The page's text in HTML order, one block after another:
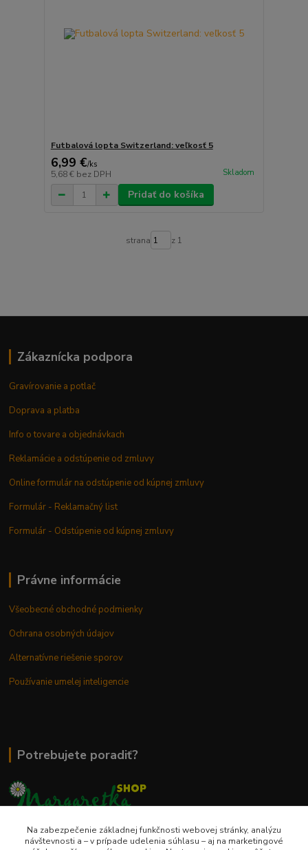
Futbalová lopta Switzerland: veľkosť 5
6,99 €/ks
5,68 € bez DPH Skladom
Pridať do košíka
strana z 1
Zákaznícka podpora
Gravírovanie a potlač
Doprava a platba
Info o tovare a objednávkach
Reklamácie a odstúpenie od zmluvy
Online formulár na odstúpenie od kúpnej zmluvy
Formulár - Reklamačný list
Formulár - Odstúpenie od kúpnej zmluvy
Právne informácie
Všeobecné obchodné podmienky
Ochrana osobných údajov
Alternatívne riešenie sporov
Používanie umelej inteligencie
Potrebujete poradiť?
0948 236 042
Na zabezpečenie základnej funkčnosti webovej stránky, analýzu
návštevnosti a – v prípade udelenia súhlasu – aj na marketingové